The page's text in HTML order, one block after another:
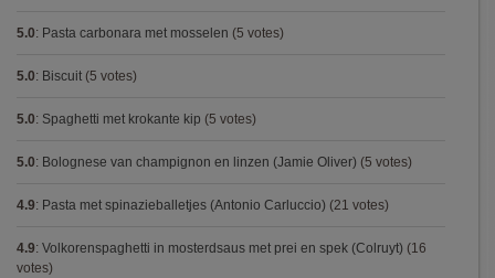
5.0: Pasta carbonara met mosselen (5 votes)
5.0: Biscuit (5 votes)
5.0: Spaghetti met krokante kip (5 votes)
5.0: Bolognese van champignon en linzen (Jamie Oliver) (5 votes)
4.9: Pasta met spinazieballetjes (Antonio Carluccio) (21 votes)
4.9: Volkorenspaghetti in mosterdsaus met prei en spek (Colruyt) (16
votes)